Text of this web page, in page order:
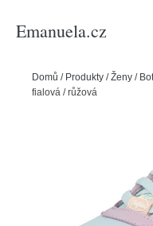
Emanuela.cz
Domů / Produkty /Ženy /
fialová / růžová